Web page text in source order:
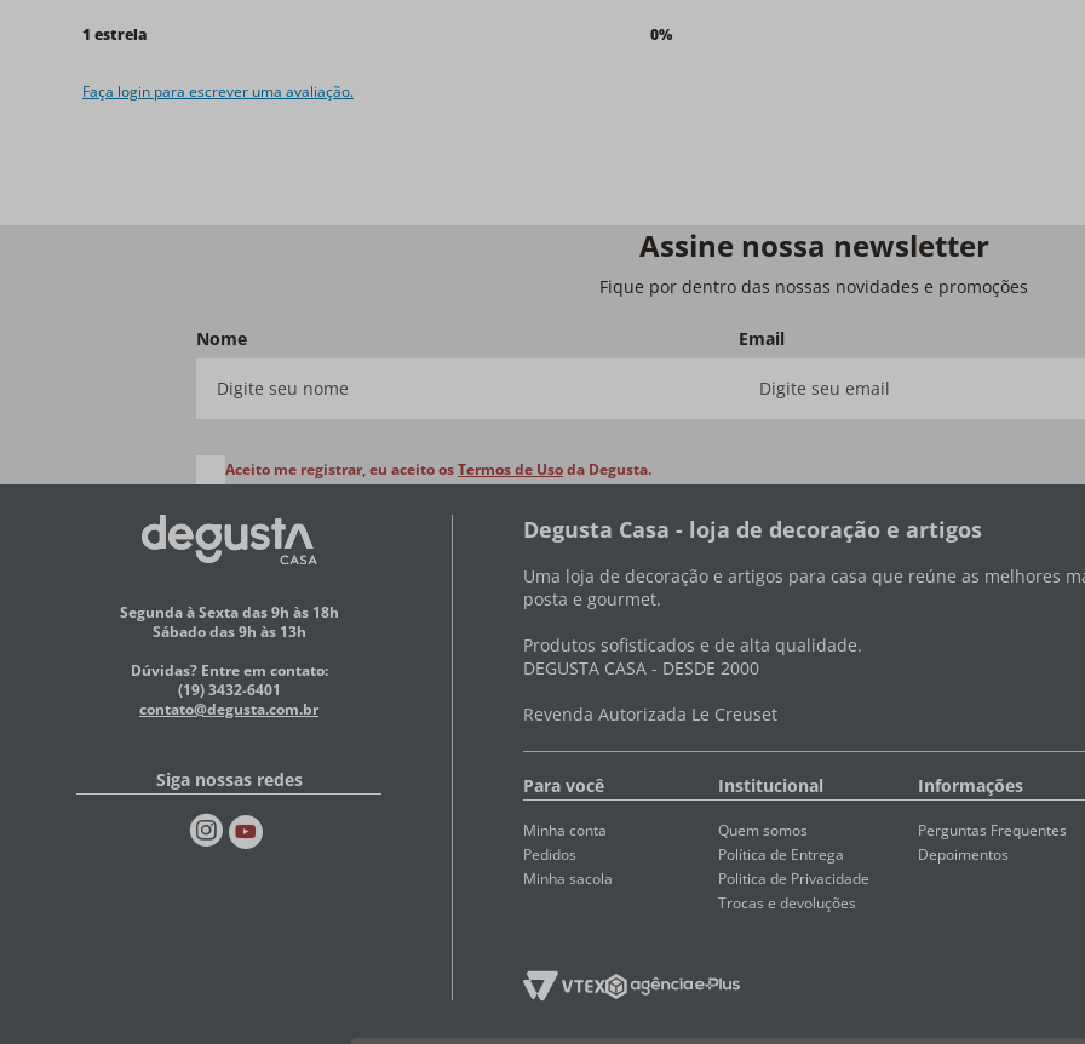
1 estrela 0%
Faça login para escrever uma avaliação.
Assine nossa newsletter
Fique por dentro das nossas novidades e promoções
Nome Email
Aceito me registrar, eu aceito osTermos de Usoda Degusta.
Segunda à Sexta das 9h às 18h
Sábado das 9h às 13h
Dúvidas? Entre em contato:
(19) 3432-6401
contato@degusta.com.br
Siga nossas redes
Degusta Casa - loja de decoração e artigos
Uma loja de decoração e artigos para casa que reúne as melhores
posta e gourmet.
Produtos sofisticados e de alta qualidade.
DEGUSTA CASA - DESDE 2000
Revenda Autorizada Le Creuset
Para você
Minha conta
Pedidos
Minha sacola
Institucional
Quem somos
Política de Entrega
Politica de Privacidade
Trocas e devoluções
Informações
Perguntas Frequentes
Depoimentos